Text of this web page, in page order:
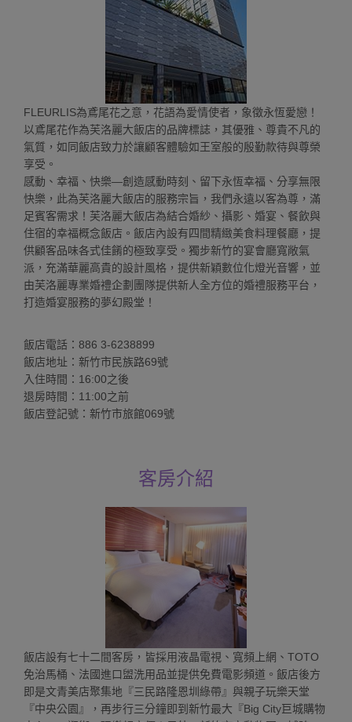
FLEURLIS為鳶尾花之意，花語為愛情使者，象徵永恆愛戀！
以鳶尾花作為芙洛麗大飯店的品牌標誌，其優雅、尊貴不凡的
氣質，如同飯店致力於讓顧客體驗如王室般的殷勤款待與尊榮
享受。
感動、幸福、快樂—創造感動時刻、留下永恆幸福、分享無限
快樂，此為芙洛麗大飯店的服務宗旨，我們永遠以客為尊，滿
足賓客需求！芙洛麗大飯店為結合婚紗、攝影、婚宴、餐飲與
住宿的幸福概念飯店。飯店內設有四間精緻美食料理餐廳，提
供顧客品味各式佳餚的極致享受。獨步新竹的宴會廳寬敞氣
派，充滿華麗高貴的設計風格，提供新穎數位化燈光音響，並
由芙洛麗專業婚禮企劃團隊提供新人全方位的婚禮服務平台，
打造婚宴服務的夢幻殿堂！
飯店電話：886 3-6238899
飯店地址：新竹市民族路69號
入住時間：16:00之後
退房時間：11:00之前
飯店登記號：新竹市旅館069號
客房介紹
飯店設有七十二間客房，皆採用液晶電視、寬頻上網、TOTO
免治馬桶、法國進口盥洗用品並提供免費電影頻道。飯店後方
即是文青美店聚集地『三民路隆恩圳綠帶』與親子玩樂天堂
『中央公園』，再步行三分鐘即到新竹最大『Big City巨城購物